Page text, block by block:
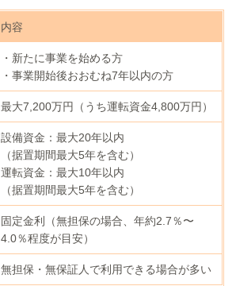
内容
・新たに事業を始める方
・事業開始後おおむね7年以内の方
最大7,200万円（うち運転資金4,800万円）
設備資金：最大20年以内
（据置期間最大5年を含む）
運転資金：最大10年以内
（据置期間最大5年を含む）
固定金利（無担保の場合、年約2.7％〜
4.0％程度が目安）
無担保・無保証人で利用できる場合が多い